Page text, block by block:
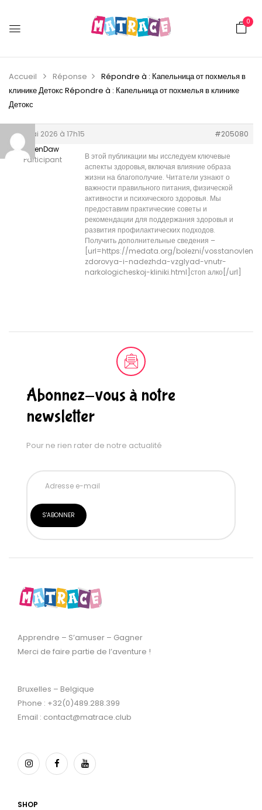
0
Accueil Réponse
Répondre à : Капельница от похмелья в
клинике Детокс Répondre à : Капельница от похмелья в клинике
Детокс
24 mai 2026 à 17h15
#205080
StevenDaw
Participant
В этой публикации мы исследуем ключевые
аспекты здоровья, включая влияние образа
жизни на благополучие. Читатели узнают о
важности правильного питания, физической
активности и психического здоровья. Мы
предоставим практические советы и
рекомендации для поддержания здоровья и
развития профилактических подходов.
Получить дополнительные сведения –
[url=https://medata.org/bolezni/
zdorovya-i-nadezhda-vzglyad-vnutr-
narkologicheskoj-kliniki.html]стоп алко[/url]
Abonnez-vous à notre
newsletter
Pour ne rien rater de notre actualité
Apprendre – S’amuser – Gagner
Merci de faire partie de l’aventure !
Bruxelles – Belgique
Phone : +32(0)489.288.399
Email : contact@matrace.club
SHOP